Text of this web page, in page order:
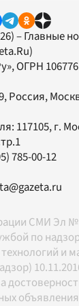
– Главные
, ОГРН
Россия,
117105, г.
785-00-12
СМИ Эл
по
и